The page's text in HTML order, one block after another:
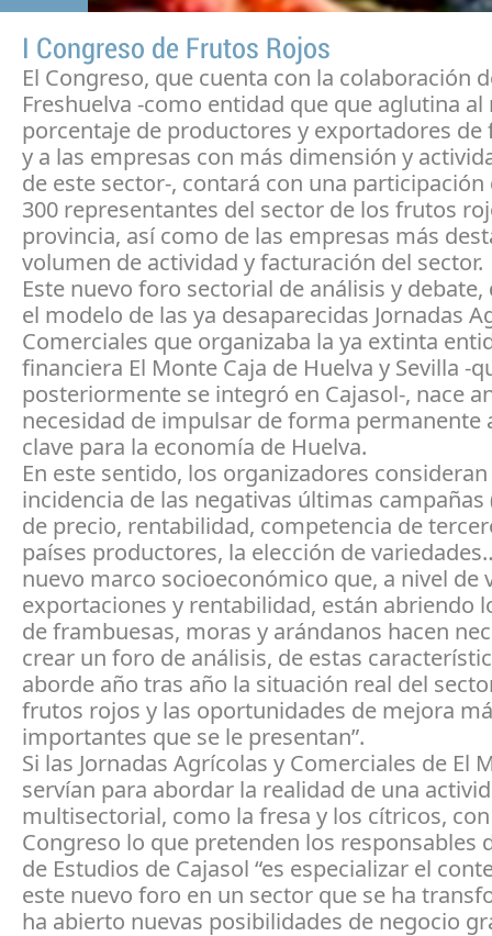
I Congreso de Frutos Rojos
El Congreso, que cuenta con la colaboración
Freshuelva -como entidad que que aglutina al
porcentaje de productores y exportadores
y a las empresas con más dimensión y
de este sector-, contará con una participación
300 representantes del sector de los frutos
provincia, así como de las empresas más
volumen de actividad y facturación del sector.
Este nuevo foro sectorial de análisis y
el modelo de las ya desaparecidas Jornadas
Comerciales que organizaba la ya extinta
financiera El Monte Caja de Huelva y Sevilla -
posteriormente se integró en Cajasol-, nace
necesidad de impulsar de forma permanente
clave para la economía de Huelva.
En este sentido, los organizadores consideran
incidencia de las negativas últimas
de precio, rentabilidad, competencia de
países productores, la elección de
nuevo marco socioeconómico que, a nivel de
exportaciones y rentabilidad, están abriendo
de frambuesas, moras y arándanos hacen
crear un foro de análisis, de estas
aborde año tras año la situación real del
frutos rojos y las oportunidades de mejora
importantes que se le presentan”.
Si las Jornadas Agrícolas y Comerciales de El
servían para abordar la realidad de una
multisectorial, como la fresa y los cítricos,
Congreso lo que pretenden los responsables
de Estudios de Cajasol “es especializar el
este nuevo foro en un sector que se ha
ha abierto nuevas posibilidades de negocio